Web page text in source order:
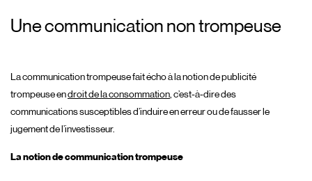
Une communication non trompeuse
La communication trompeuse fait écho à la notion de publicité
trompeuse endroit de la consommation, c’est-à-dire des
communications susceptibles d’induire en erreur ou de fausser le
jugement de l’investisseur.
La notion de communication trompeuse